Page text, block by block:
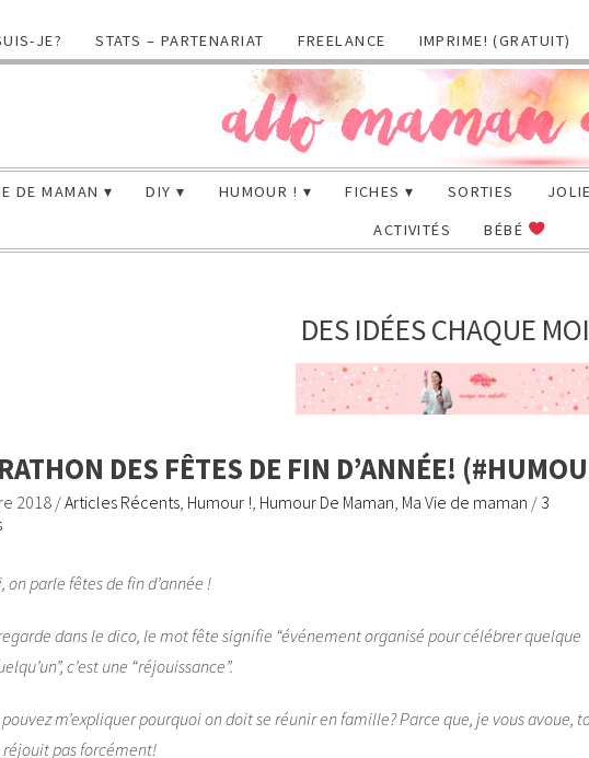
JE? STATS – PARTENARIAT FREELANCE IMPRIME! (GRATUIT)
DE MAMAN DIY HUMOUR ! FICHES SORTIES
ACTIVITÉS
BÉBÉ
DES IDÉES CHAQUE
DES FÊTES DE FIN D’ANNÉE!
2018 /Articles Récents Humour ! Humour De Maman Ma Vie de maman / 3
on parle fêtes de fin d’année !
dans le dico, le mot fête signifie “événement organisé pour célébrer quelque
c’est une “réjouissance”.
pouvez m’expliquer pourquoi on doit se réunir en famille? Parce que, je vous avoue,
pas forcément!